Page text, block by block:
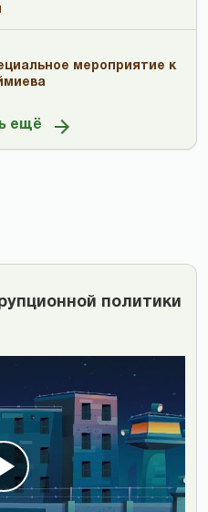
мероприятие к
ещё
политики